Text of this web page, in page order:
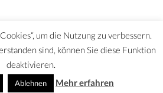
um die Nutzung zu verbessern.
sind, können Sie diese Funktion
deaktivieren.
Ablehnen Mehr erfahren